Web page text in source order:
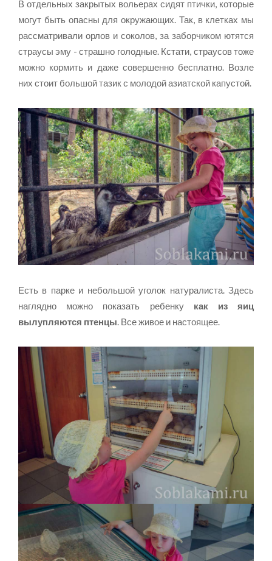
В отдельных закрытых вольерах сидят птички, которые
могут быть опасны для окружающих. Так, в клетках мы
рассматривали орлов и соколов, за заборчиком ютятся
страусы эму - страшно голодные. Кстати, страусов тоже
можно кормить и даже совершенно бесплатно. Возле
них стоит большой тазик с молодой азиатской капустой.
Есть в парке и небольшой уголок натуралиста. Здесь
наглядно можно показать ребенкукак из яиц
вылупляются птенцы. Все живое и настоящее.